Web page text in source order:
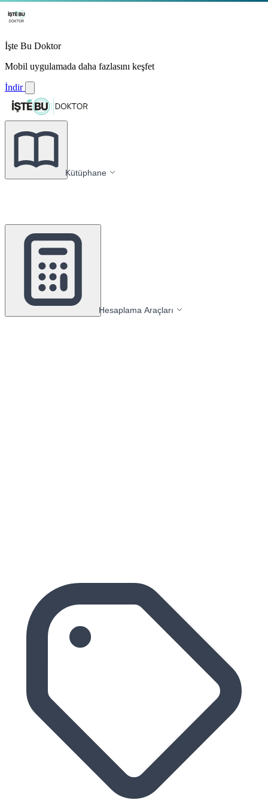
İşte Bu Doktor
Mobil uygulamada daha fazlasını keşfet
İndir
Kütüphane
Hesaplama Araçları